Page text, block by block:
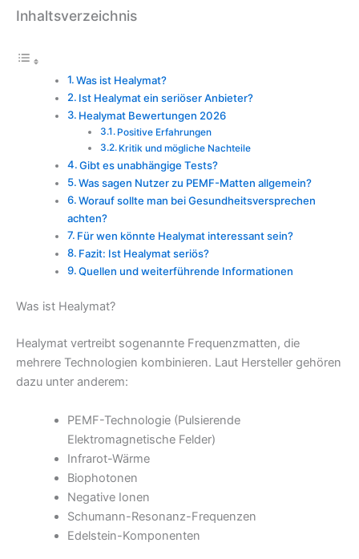
Inhaltsverzeichnis
Was ist Healymat?
Ist Healymat ein seriöser Anbieter?
Healymat Bewertungen 2026
Positive Erfahrungen
Kritik und mögliche Nachteile
Gibt es unabhängige Tests?
Was sagen Nutzer zu PEMF-Matten allgemein?
Worauf sollte man bei Gesundheitsversprechen
achten?
Für wen könnte Healymat interessant sein?
Fazit: Ist Healymat seriös?
Quellen und weiterführende Informationen
Was ist Healymat?
Healymat vertreibt sogenannte Frequenzmatten, die
mehrere Technologien kombinieren. Laut Hersteller gehören
dazu unter anderem:
PEMF-Technologie (Pulsierende
Elektromagnetische Felder)
Infrarot-Wärme
Biophotonen
Negative Ionen
Schumann-Resonanz-Frequenzen
Edelstein-Komponenten